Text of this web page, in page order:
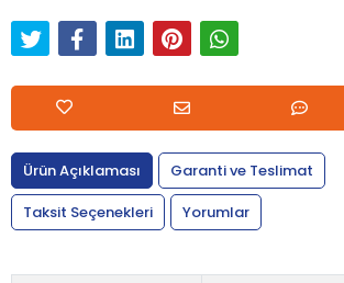
Ürün Açıklaması
Garanti ve Teslimat
Taksit Seçenekleri
Yorumlar